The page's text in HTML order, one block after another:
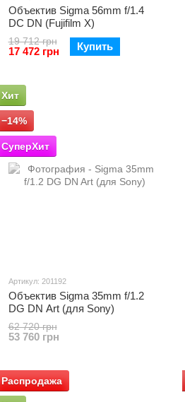
Объектив Sigma 56mm f/1.4
DC DN (Fujifilm X)
19 712 грн
17 472 грн Купить
Хит
−14%
СуперХит
Артикул: 201192
Объектив Sigma 35mm f/1.2
DG DN Art (для Sony)
62 720 грн
53 760 грн
Распродажа